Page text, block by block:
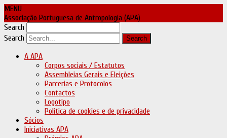
MENU
Associação Portuguesa de Antropologia (APA)
Search
Search
A APA
Corpos sociais / Estatutos
Assembleias Gerais e Eleições
Parcerias e Protocolos
Contactos
Logotipo
Política de cookies e de privacidade
Sócios
Iniciativas APA